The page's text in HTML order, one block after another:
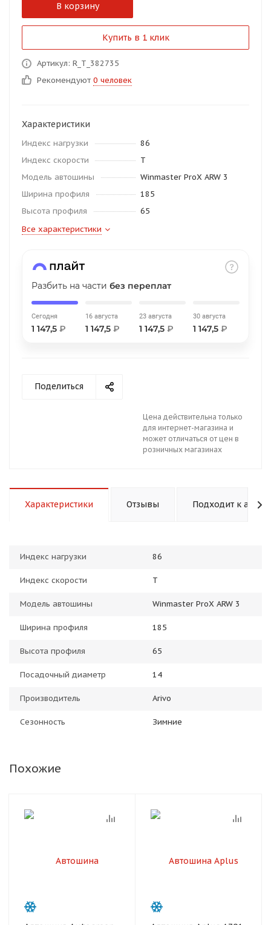
В корзину
Купить в 1 клик
Артикул: R_T_382735
Рекомендуют 0 человек
Характеристики
Индекс нагрузки
86
Индекс скорости
T
Модель автошины
Winmaster ProX ARW 3
Ширина профиля
185
Высота профиля
65
Все характеристики
Разбить на части без переплат
Сегодня
1 147,5 ₽
16 августа
1 147,5 ₽
23 августа
1 147,5 ₽
30 августа
1 147,5 ₽
Поделиться
Цена действительна только
для интернет-магазина и
может отличаться от цен в
розничных магазинах
Характеристики Отзывы Подходит к авто
Индекс нагрузки 86
Индекс скорости T
Модель автошины Winmaster ProX ARW 3
Ширина профиля 185
Высота профиля 65
Посадочный диаметр 14
Производитель Arivo
Сезонность Зимние
Похожие
об оплате Плайтом
недели
plait.ru